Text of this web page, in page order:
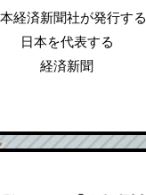
経済新聞社が発行する
日本を代表する
経済新聞